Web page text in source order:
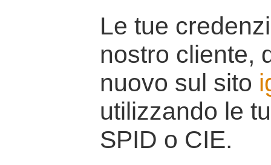
Le tue
nostro cliente,
nuovo sul sito
utilizzando le
SPID o CIE.